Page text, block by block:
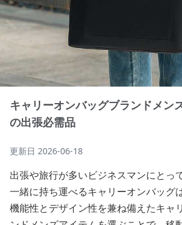
キャリーオンバッグブランドメン
の出張必需品
更新日 2026-06-18
出張や旅行が多いビジネスマンにとっ
一緒に持ち運べるキャリーオンバッグ
機能性とデザイン性を兼ね備えたキャ